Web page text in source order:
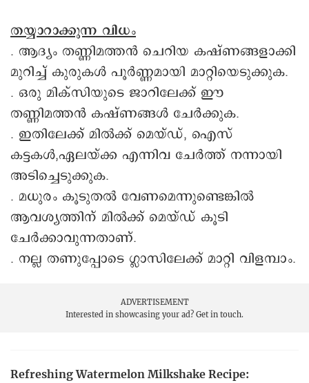
തയ്യാറാക്കുന്ന വിധം
. ആദ്യം തണ്ണിമത്തൻ ചെറിയ കഷ്ണങ്ങളാക്കി
മുറിച്ച് കുരുകൾ പൂർണ്ണമായി മാറ്റിയെടുക്കുക.
. ഒരു മിക്സിയുടെ ജാറിലേക്ക് ഈ
തണ്ണിമത്തൻ കഷ്ണങ്ങൾ ചേർക്കുക.
. ഇതിലേക്ക് മിൽക്ക് മെയ്ഡ്, ഐസ്
കട്ടകൾ,ഏലയ്ക്ക എന്നിവ ചേർത്ത് നന്നായി
അടിച്ചെടുക്കുക.
. മധുരം കൂടുതൽ വേണമെന്നുണ്ടെങ്കിൽ
ആവശ്യത്തിന് മിൽക്ക് മെയ്ഡ് കൂടി
ചേർക്കാവുന്നതാണ്.
. നല്ല തണുപ്പോടെ ഗ്ലാസിലേക്ക് മാറ്റി വിളമ്പാം.
ADVERTISEMENT
Interested in showcasing your ad? Get in touch.
Refreshing Watermelon Milkshake Recipe: